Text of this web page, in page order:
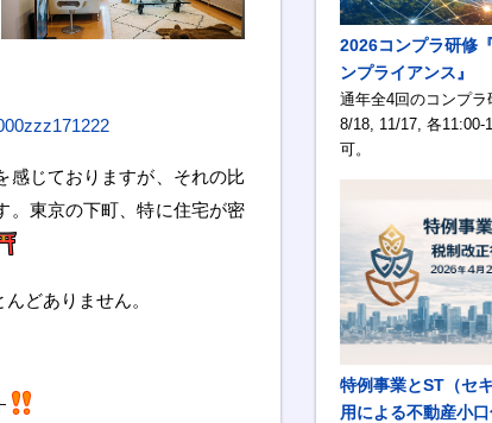
感じておりますが、それの比
。東京の下町、特に住宅が密
どありません。
2026コンプラ研修
ンプライアンス』
通年全4回のコンプラ
8/18, 11/17, 各11:00-
可。
特例事業とST（セ
用による不動産小